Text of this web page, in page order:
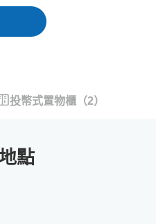
backward
interact
select
the
投幣式置物櫃 （2）
點